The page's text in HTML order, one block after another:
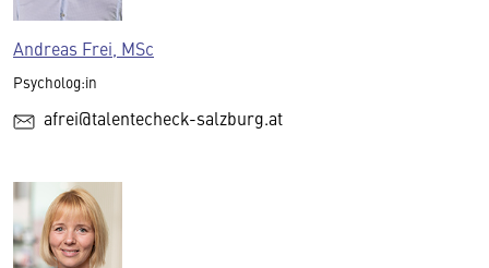
Andreas Frei, MSc
Psycholog:in
afrei@talentecheck-salzburg.at